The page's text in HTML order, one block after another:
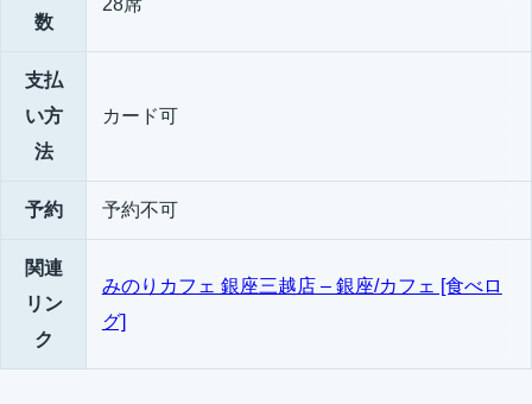
数
28席
支払
い方
法
カード可
予約 予約不可
関連
リン
ク
みのりカフェ 銀座三越店 – 銀座/カフェ [食べロ
グ]